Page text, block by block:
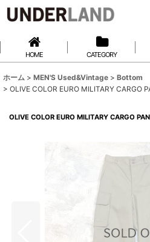
HOME CATEGORY
ホーム > MEN'S Used&Vintage > Bottom
> OLIVE COLOR EURO MILITARY CARGO
OLIVE COLOR EURO MILITARY CARGO